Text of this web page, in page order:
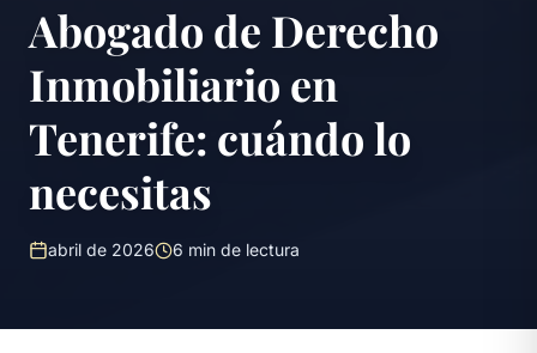
Abogado de Derecho
Inmobiliario en
Tenerife: cuándo lo
necesitas
abril de 2026 6 min de lectura